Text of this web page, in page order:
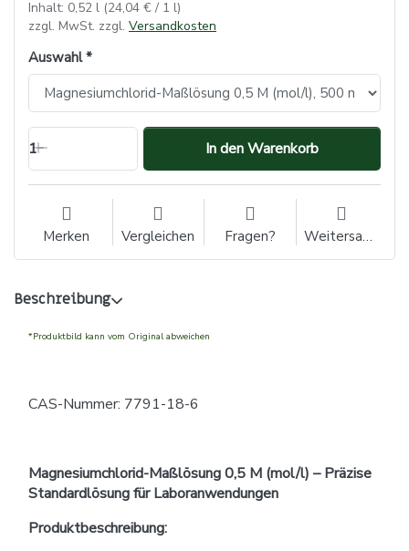
Inhalt: 0,52 l (24,04 € / 1 l)
zzgl. MwSt. zzgl. Versandkosten
Auswahl
1 In den Warenkorb
Merken Vergleichen Fragen? Weitersagen
Beschreibung
*Produktbild kann vom Original abweichen
CAS-Nummer: 7791-18-6
Magnesiumchlorid-Maßlösung 0,5 M (mol/l) – Präzise
Standardlösung für Laboranwendungen
Produktbeschreibung: